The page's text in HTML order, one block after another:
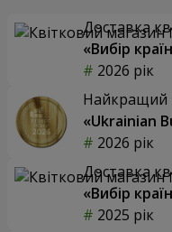
Доставка
«Вибір
2026 рік
Найкращий
«Ukrainian
2026 рік
Доставка
«Вибір
2025 рік